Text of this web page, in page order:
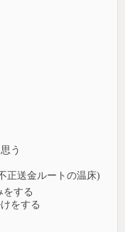
う
正送金ルートの温床)
をする
をする